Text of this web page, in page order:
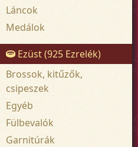
Láncok
Medálok
Ezüst (925 Ezrelék)
Brossok, kitűzők,
csipeszek
Egyéb
Fülbevalók
Garnitúrák